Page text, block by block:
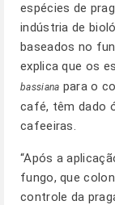
espécies de
indústria de
baseados no
explica que os
bassiana para o
café, têm dado
cafeeiras.
“Após a
fungo, que
controle da